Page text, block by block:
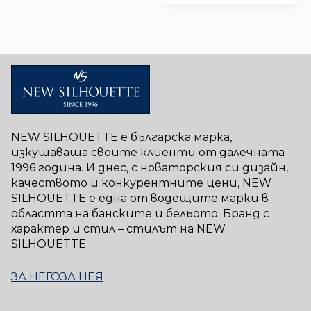
NEW SILHOUETTE е българска марка,
изкушаваща своите клиенти от далечната
1996 година. И днес, с новаторския си дизайн,
качеството и конкурентните цени, NEW
SILHOUETTE е една от водещите марки в
областта на банските и бельото. Бранд с
характер и стил – стилът на NEW
SILHOUETTE.
ЗА НЕГОЗА НЕЯ